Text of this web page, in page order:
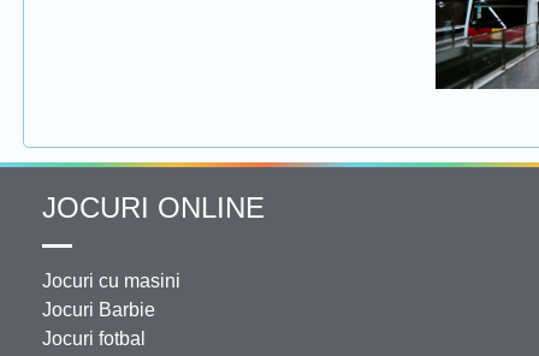
JOCURI ONLINE
Jocuri cu masini
Jocuri Barbie
Jocuri fotbal